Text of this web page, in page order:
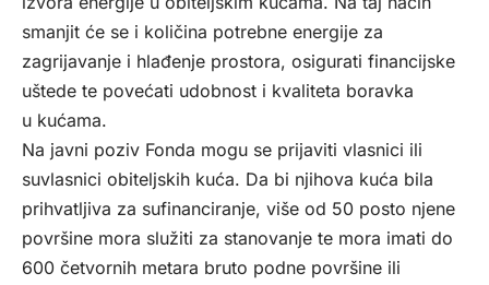
smanjit će se i količina potrebne energije za
zagrijavanje i hlađenje prostora, osigurati financijske
uštede te povećati udobnost i kvaliteta boravka
u kućama.
Na javni poziv Fonda mogu se prijaviti vlasnici ili
suvlasnici obiteljskih kuća. Da bi njihova kuća bila
prihvatljiva za sufinanciranje, više od 50 posto njene
površine mora služiti za stanovanje te mora imati do
600 četvornih metara bruto podne površine ili